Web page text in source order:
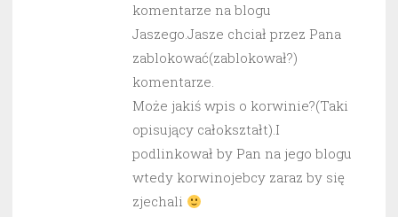
komentarze na blogu
Jaszego.Jasze chciał przez Pana
zablokować(zablokował?)
komentarze.
Może jakiś wpis o korwinie?(Taki
opisujący całokształt).I
podlinkował by Pan na jego blogu
wtedy korwinojebcy zaraz by się
zjechali